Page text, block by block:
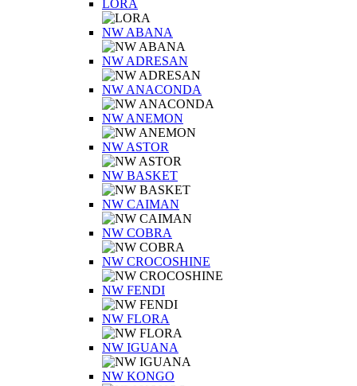
LORA
NW ABANA
NW ADRESAN
NW ANACONDA
NW ANEMON
NW ASTOR
NW BASKET
NW CAIMAN
NW COBRA
NW CROCOSHINE
NW FENDI
NW FLORA
NW IGUANA
NW KONGO